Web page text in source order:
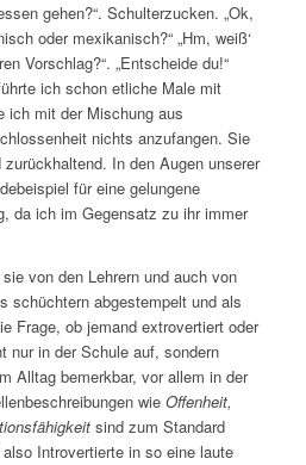
gehen?“. Schulterzucken. „Ok,
oder mexikanisch?“ „Hm, weiß‘
Vorschlag?“. „Entscheide du!“
ich schon etliche Male mit
ich mit der Mischung aus
nichts anzufangen. Sie
In den Augen unserer
für eine gelungene
da ich im Gegensatz zu ihr immer
von den Lehrern und auch von
schüchtern abgestempelt und als
Frage, ob jemand extrovertiert oder
nur in der Schule auf, sondern
Alltag bemerkbar, vor allem in der
wie Offenheit,
sind zum Standard
Introvertierte in so eine laute